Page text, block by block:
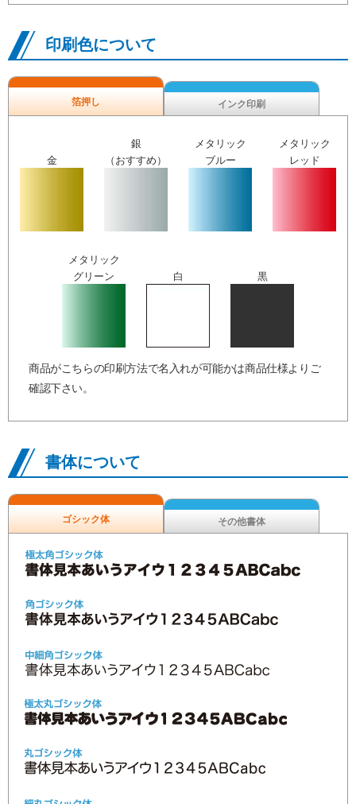
印刷色について
箔押し インク印刷
金
銀
（おすすめ）
メタリック
ブルー
メタリック
レッド
メタリック
グリーン
白 黒
商品がこちらの印刷方法で名入れが可能かは商品仕様よりご
確認下さい。
書体について
ゴシック体 その他書体